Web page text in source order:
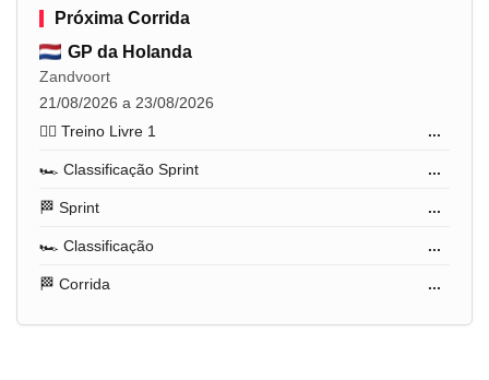
Próxima Corrida
GP da Holanda
Zandvoort
21/08/2026 a 23/08/2026
🏋️‍♂️ Treino Livre 1
...
🏎️ Classificação Sprint ...
🏁 Sprint ...
🏎️ Classificação ...
🏁 Corrida ...